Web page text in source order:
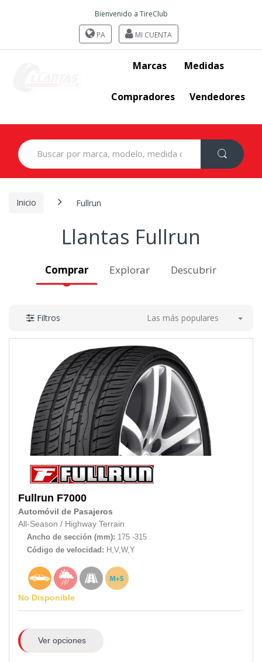
Bienvenido a TireClub
PA MI CUENTA
Marcas Medidas
Compradores Vendedores
Search
for:
Inicio Fullrun
Llantas Fullrun
Comprar Explorar Descubrir
Filtros Las más populares
Fullrun F7000
Automóvil de Pasajeros
All-Season / Highway Terrain
Ancho de sección (mm): 175 -315
Código de velocidad: H,V,W,Y
No Disponible
Ver opciones